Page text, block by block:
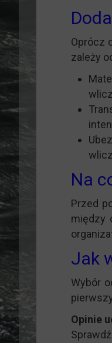
Oprócz
zależy
Na
Przed
między
Jak
Wybór
Opinie